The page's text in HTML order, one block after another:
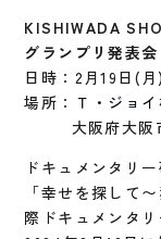
KISHIWADA
グランプリ発表
日時：2月19日(
場所： Ｔ・ジョ
大阪府大阪市
ドキュメンタリ
「幸せを探して
際ドキュメンタ